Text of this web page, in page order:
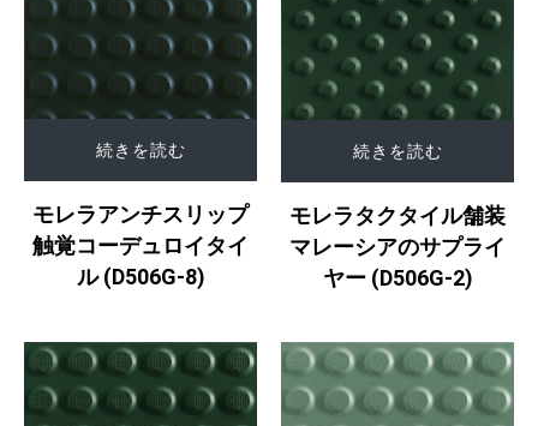
続きを読む
モレラアンチスリップ
触覚コーデュロイタイ
ル (D506G-8)
続きを読む
モレラタクタイル舗装
マレーシアのサプライ
ヤー (D506G-2)